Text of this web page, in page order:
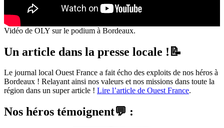
Vidéo de OLY sur le podium à Bordeaux.
Un article dans la presse locale !📝
Le journal local Ouest France a fait écho des exploits de nos héros à
Bordeaux ! Relayant ainsi nos valeurs et nos missions dans toute la
région dans un super article ! Lire l’article de Ouest France.
Nos héros témoignent💬 :